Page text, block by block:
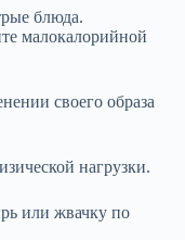
блюда.
малокалорийной
своего образа
нагрузки.
или жвачку по